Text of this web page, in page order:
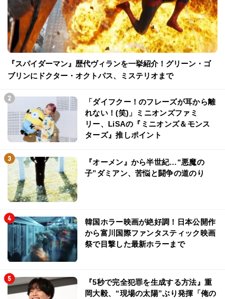
『スパイダーマン』歴代ヴィランを一挙紹介！グリーン・ゴ
ブリンにドクター・オクトパス、ミステリオまで
「ダイフクー！のフレーズが耳から離
れない！(笑)」ミニオンズファミ
リー、LiSAの『ミニオンズ＆モンス
ターズ』推しポイント
『オーメン』から半世紀…“悪魔の
子”ダミアン、苦悩と闘争の道のり
韓国ホラー映画が絶好調！日本公開作
から富川国際ファンタスティック映画
祭で目撃した最新ホラーまで
『5秒で完全犯罪を生成する方法』重
岡大毅、“現場の太陽”ぶり発揮「俺の